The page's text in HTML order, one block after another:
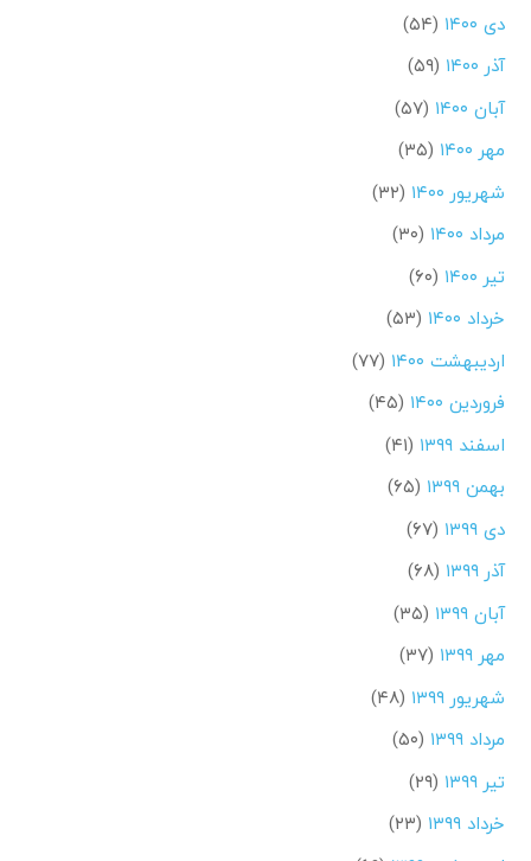
دی ۱۴۰۰
(۵۴)
آذر ۱۴۰۰
(۵۹)
آبان ۱۴۰۰
(۵۷)
مهر ۱۴۰۰
(۳۵)
شهریور ۱۴۰۰
(۳۲)
مرداد ۱۴۰۰
(۳۰)
تیر ۱۴۰۰
(۶۰)
خرداد ۱۴۰۰
(۵۳)
اردیبهشت ۱۴۰۰
(۷۷)
فروردین ۱۴۰۰
(۴۵)
اسفند ۱۳۹۹
(۴۱)
بهمن ۱۳۹۹
(۶۵)
دی ۱۳۹۹
(۶۷)
آذر ۱۳۹۹
(۶۸)
آبان ۱۳۹۹
(۳۵)
مهر ۱۳۹۹
(۳۷)
شهریور ۱۳۹۹
(۴۸)
مرداد ۱۳۹۹
(۵۰)
تیر ۱۳۹۹
(۲۹)
خرداد ۱۳۹۹
(۲۳)